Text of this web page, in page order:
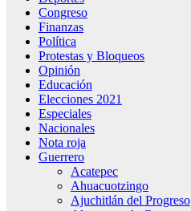
Congreso
Finanzas
Política
Protestas y Bloqueos
Opinión
Educación
Elecciones 2021
Especiales
Nacionales
Nota roja
Guerrero
Acatepec
Ahuacuotzingo
Ajuchitlán del Progreso